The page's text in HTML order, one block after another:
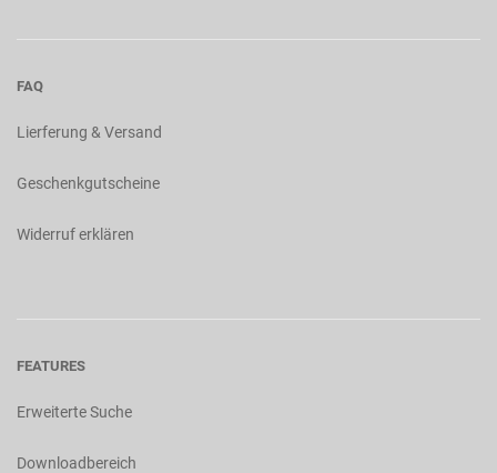
FAQ
Lierferung & Versand
Geschenkgutscheine
Widerruf erklären
FEATURES
Erweiterte Suche
Downloadbereich